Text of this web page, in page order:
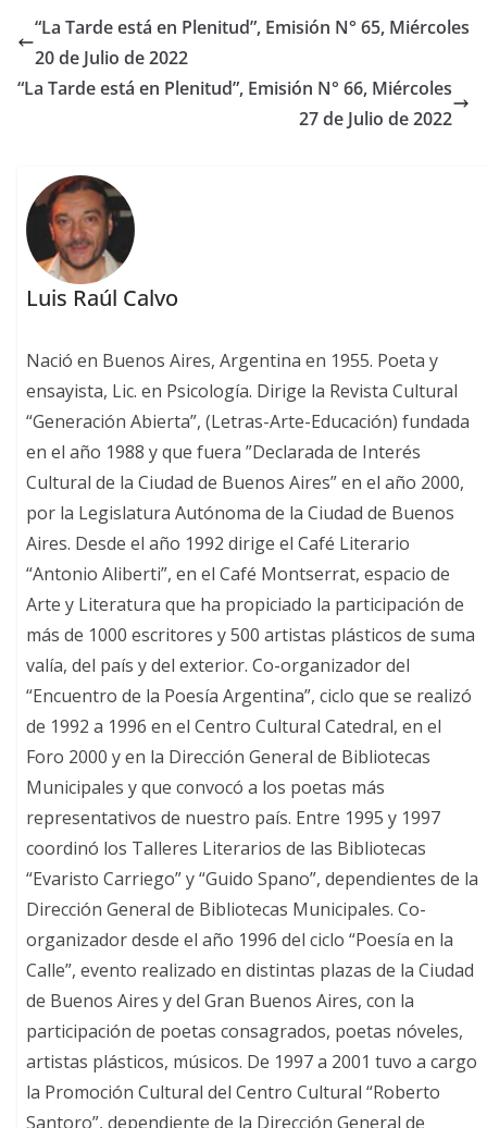
“La Tarde está en Plenitud”, Emisión N° 65, Miércoles
20 de Julio de 2022
“La Tarde está en Plenitud”, Emisión N° 66, Miércoles
27 de Julio de 2022
Luis Raúl Calvo
Nació en Buenos Aires, Argentina en 1955. Poeta y
ensayista, Lic. en Psicología. Dirige la Revista Cultural
“Generación Abierta”, (Letras-Arte-Educación) fundada
en el año 1988 y que fuera ”Declarada de Interés
Cultural de la Ciudad de Buenos Aires” en el año 2000,
por la Legislatura Autónoma de la Ciudad de Buenos
Aires. Desde el año 1992 dirige el Café Literario
“Antonio Aliberti”, en el Café Montserrat, espacio de
Arte y Literatura que ha propiciado la participación de
más de 1000 escritores y 500 artistas plásticos de suma
valía, del país y del exterior. Co-organizador del
“Encuentro de la Poesía Argentina”, ciclo que se realizó
de 1992 a 1996 en el Centro Cultural Catedral, en el
Foro 2000 y en la Dirección General de Bibliotecas
Municipales y que convocó a los poetas más
representativos de nuestro país. Entre 1995 y 1997
coordinó los Talleres Literarios de las Bibliotecas
“Evaristo Carriego” y “Guido Spano”, dependientes de la
Dirección General de Bibliotecas Municipales. Co-
organizador desde el año 1996 del ciclo “Poesía en la
Calle”, evento realizado en distintas plazas de la Ciudad
de Buenos Aires y del Gran Buenos Aires, con la
participación de poetas consagrados, poetas nóveles,
artistas plásticos, músicos. De 1997 a 2001 tuvo a cargo
la Promoción Cultural del Centro Cultural “Roberto
Santoro”, dependiente de la Dirección General de